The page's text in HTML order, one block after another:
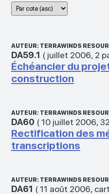
AUTEUR: TERRAWINDS
DA59.1 ( juillet 2006, 2
Échéancier du
construction
AUTEUR: TERRAWINDS
DA60 (10 juillet 2006,
Rectification des
transcriptions
AUTEUR: TERRAWINDS
DA61 (11 août 2006,